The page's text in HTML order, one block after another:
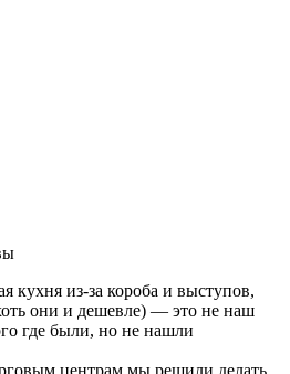
кухня из-за короба и выступов,
они и дешевле) — это не наш
где были, но не нашли
центрам мы решили делать